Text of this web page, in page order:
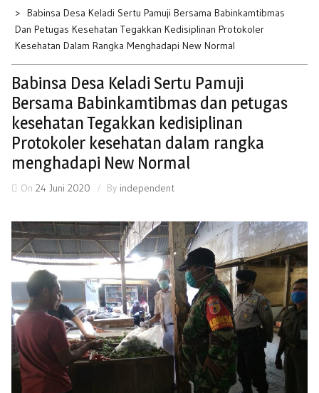
Babinsa Desa Keladi Sertu Pamuji Bersama Babinkamtibmas
Dan Petugas Kesehatan Tegakkan Kedisiplinan Protokoler
Kesehatan Dalam Rangka Menghadapi New Normal
Babinsa Desa Keladi Sertu Pamuji
Bersama Babinkamtibmas dan petugas
kesehatan Tegakkan kedisiplinan
Protokoler kesehatan dalam rangka
menghadapi New Normal
On 24 Juni 2020 By independent